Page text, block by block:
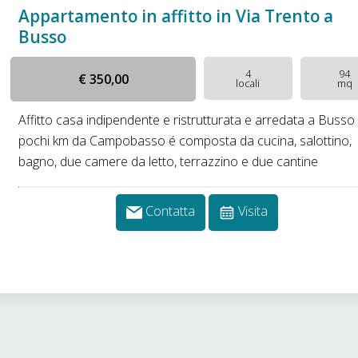
Appartamento in affitto in Via Trento a
Busso
€ 350,00 4
locali
94
mq
Affitto casa indipendente e ristrutturata e arredata a Busso
pochi km da Campobasso é composta da cucina, salottino,
bagno, due camere da letto, terrazzino e due cantine
Contatta Visita